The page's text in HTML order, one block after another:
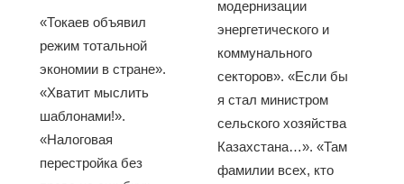
«Токаев объявил
режим тотальной
экономии в стране».
«Хватит мыслить
шаблонами!».
«Налоговая
перестройка без
модернизации
энергетического и
коммунального
секторов». «Если бы
я стал министром
сельского хозяйства
Казахстана…». «Там
фамилии всех, кто